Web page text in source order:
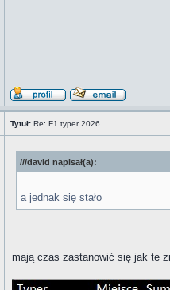
Tytuł: Re: F1 typer 2026
///david napisał(a):
a jednak się stało
mają czas zastanowić się jak te